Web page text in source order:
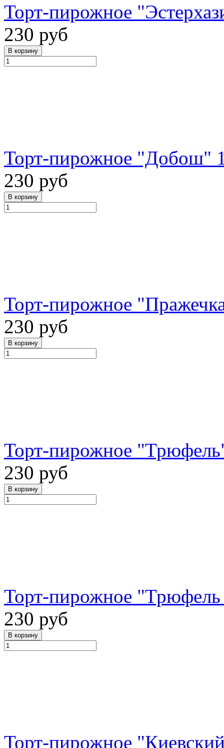
Торт-пирожное
230 руб
Торт-пирожное "Добош"
230 руб
Торт-пирожное
230 руб
Торт-пирожное
230 руб
Торт-пирожное
230 руб
Торт-пирожное